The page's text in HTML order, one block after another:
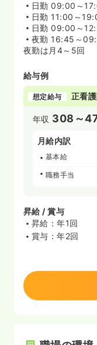
日勤 09:00～
日勤 11:00～
日勤 09:00～
夜勤 16:45～
夜勤は月4～5回
給与例
想定給与 正看
年収 308～
月給内訳
基本給
職務手当
昇給 / 賞与
昇給：年1回
賞与：年2回